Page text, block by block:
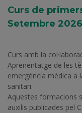
Curs de
Setembre 2026
Curs amb la
Aprenentatge de les
emergència mèdica a
sanitari.
Aquestes formacions
auxilis publicades pel